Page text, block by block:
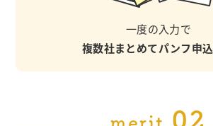
一度の入力で
複数社まとめてパンフ申
02